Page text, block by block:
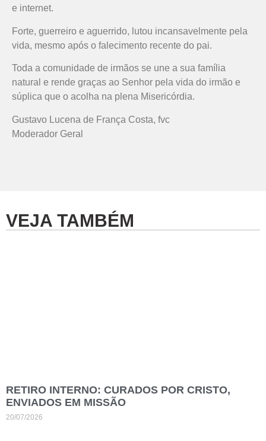
e internet.
Forte, guerreiro e aguerrido, lutou incansavelmente pela
vida, mesmo após o falecimento recente do pai.
Toda a comunidade de irmãos se une a sua família
natural e rende graças ao Senhor pela vida do irmão e
súplica que o acolha na plena Misericórdia.
Gustavo Lucena de França Costa, fvc
Moderador Geral
VEJA TAMBÉM
RETIRO INTERNO: CURADOS POR CRISTO,
ENVIADOS EM MISSÃO
20/07/2026